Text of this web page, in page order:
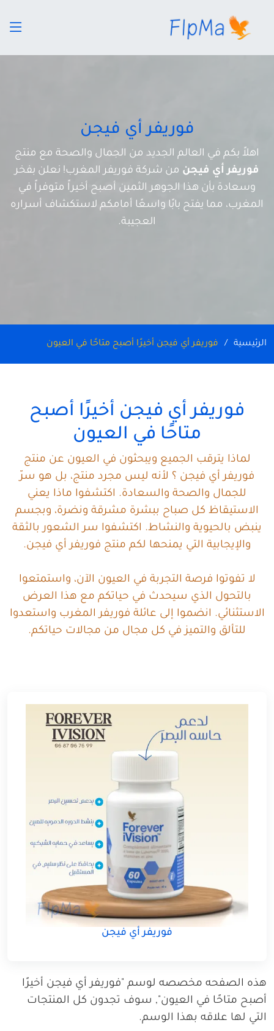
فوريفر أي فيجن
اهلاً بكم في العالم الجديد من الجمال والصحة مع منتج
فوريفر أي فيجن من شركة فوريفر المغرب! نعلن بفخر
وسعادة بأن هذا الجوهر الثمين أصبح أخيراً متوفراً في
المغرب، مما يفتح بابًا واسعًا أمامكم لاستكشاف أسراره
العجيبة.
الرئيسية فوريفر أي فيجن أخيرًا أصبح متاحًا في العيون
فوريفر أي فيجن أخيرًا أصبح
متاحًا في العيون
لماذا يترقب الجميع ويبحثون في العيون عن منتج
فوريفر أي فيجن ؟ لأنه ليس مجرد منتج، بل هو سرّ
للجمال والصحة والسعادة. اكتشفوا ماذا يعني
الاستيقاظ كل صباح ببشرة مشرقة ونضرة، وبجسم
ينبض بالحيوية والنشاط. اكتشفوا سر الشعور بالثقة
والإيجابية التي يمنحها لكم منتج فوريفر أي فيجن.
لا تفوتوا فرصة التجربة في العيون الآن، واستمتعوا
بالتحول الذي سيحدث في حياتكم مع هذا العرض
الاستثنائي. انضموا إلى عائلة فوريفر المغرب واستعدوا
للتألق والتميز في كل مجال من مجالات حياتكم.
فوريفر أي فيجن
هذه الصفحه مخصصه لوسم "فوريفر أي فيجن أخيرًا
أصبح متاحًا في العيون", سوف تجدون كل المنتجات
التي لها علاقه بهذا الوسم.